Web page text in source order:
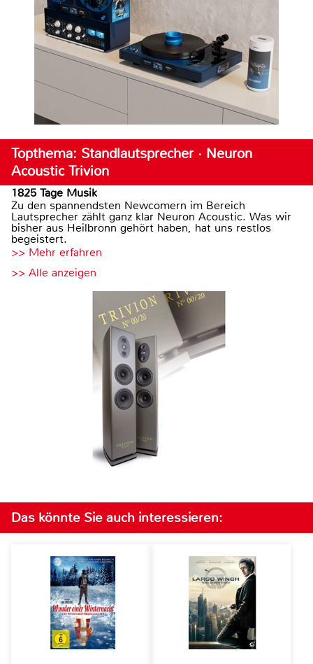
Topthema: Standlautsprecher · Neuron
Acoustic Trivion
1825 Tage Musik
Zu den spannendsten Newcomern im Bereich
Lautsprecher zählt ganz klar Neuron Acoustic. Was wir
bisher aus Heilbronn gehört haben, hat uns restlos
begeistert.
>> Mehr erfahren
>> Alle anzeigen
Das könnte Sie auch interessieren: